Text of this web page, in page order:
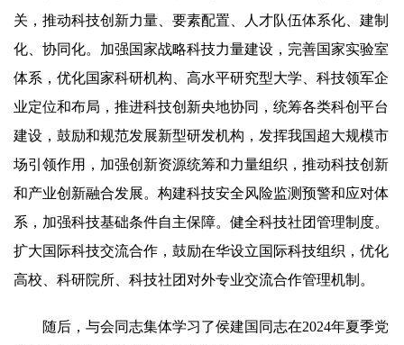
关，推动科技创新力量、要素配置、人才队伍体系化、建制
化、协同化。加强国家战略科技力量建设，完善国家实验室
体系，优化国家科研机构、高水平研究型大学、科技领军企
业定位和布局，推进科技创新央地协同，统筹各类科创平台
建设，鼓励和规范发展新型研发机构，发挥我国超大规模市
场引领作用，加强创新资源统筹和力量组织，推动科技创新
和产业创新融合发展。构建科技安全风险监测预警和应对体
系，加强科技基础条件自主保障。健全科技社团管理制度。
扩大国际科技交流合作，鼓励在华设立国际科技组织，优化
高校、科研院所、科技社团对外专业交流合作管理机制。
随后，与会同志集体学习了侯建国同志在2024年夏季党